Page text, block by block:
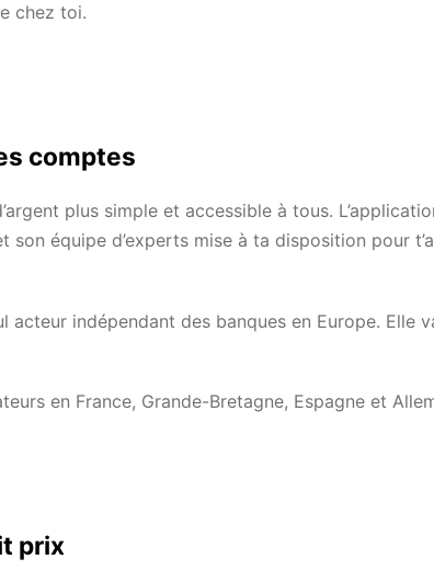
chez toi.
comptes
plus simple et accessible à tous.
équipe d’experts mise à ta disposition pour
acteur indépendant des banques en Europe. Elle
en France, Grande-Bretagne, Espagne et
prix